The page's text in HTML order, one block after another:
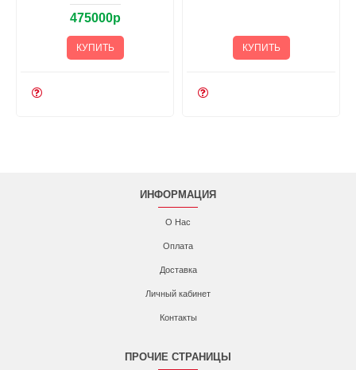
475000р
КУПИТЬ КУПИТЬ
ИНФОРМАЦИЯ
О Нас
Оплата
Доставка
Личный кабинет
Контакты
ПРОЧИЕ СТРАНИЦЫ